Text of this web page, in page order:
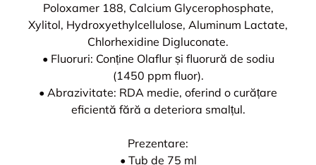
Poloxamer 188, Calcium Glycerophosphate,
Xylitol, Hydroxyethylcellulose, Aluminum Lactate,
Chlorhexidine Digluconate.
• Fluoruri: Conține Olaflur și fluorură de sodiu
(1450 ppm fluor).
• Abrazivitate: RDA medie, oferind o curățare
eficientă fără a deteriora smalțul.
Prezentare:
• Tub de 75 ml